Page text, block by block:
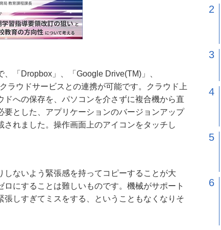
、「 Dropbox 」、「 Google Drive(TM) 」、
ラウドサービスとの連携が可能です。クラウド上
への保存を、パソコンを介さずに複合機から直
とした、アプリケーションのバージョンアップ
れました。操作画面上のアイコンをタッチし
ないよう緊張感を持ってコピーすることが大
にすることは難しいものです。機械がサポート
張しすぎてミスをする、ということもなくなりそ